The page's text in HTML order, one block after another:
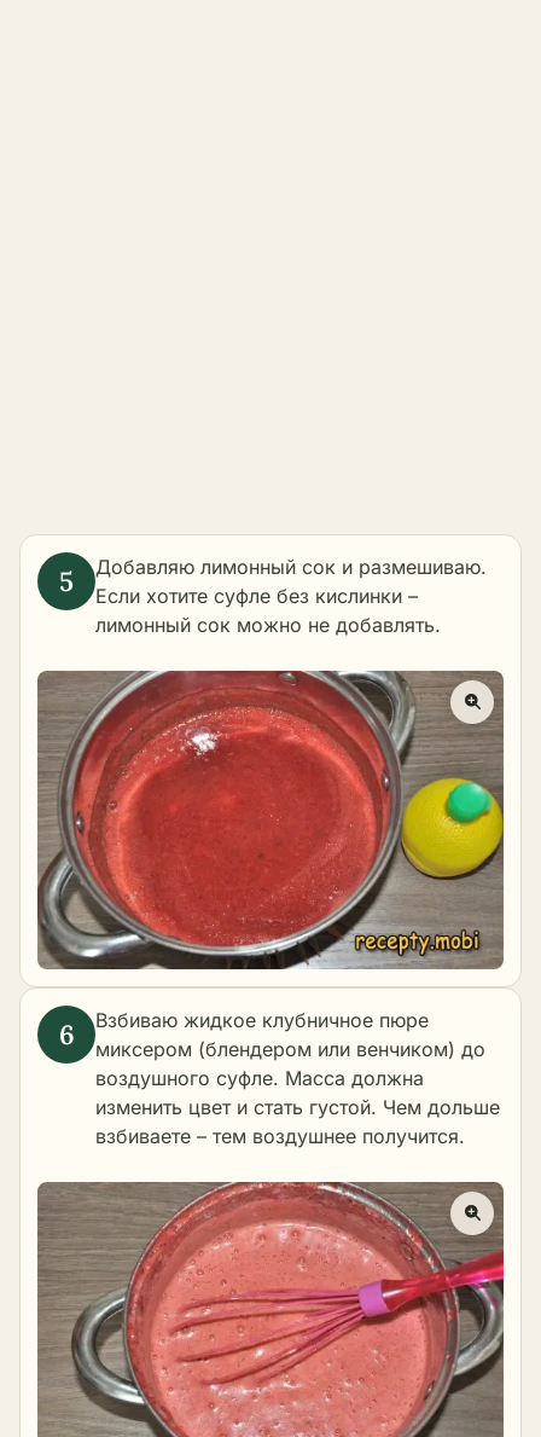
Добавляю лимонный сок и размешиваю.
Если хотите суфле без кислинки –
лимонный сок можно не добавлять.
Взбиваю жидкое клубничное пюре
миксером (блендером или венчиком) до
воздушного суфле. Масса должна
изменить цвет и стать густой. Чем дольше
взбиваете – тем воздушнее получится.